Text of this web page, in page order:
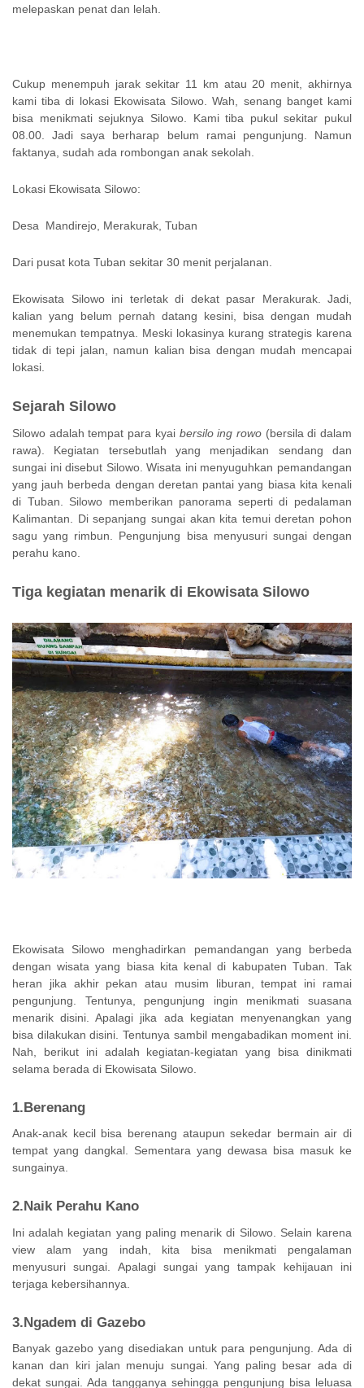
melepaskan penat dan lelah.
Cukup menempuh jarak sekitar 11 km atau 20 menit, akhirnya
kami tiba di lokasi Ekowisata Silowo. Wah, senang banget kami
bisa menikmati sejuknya Silowo. Kami tiba pukul sekitar pukul
08.00. Jadi saya berharap belum ramai pengunjung. Namun
faktanya, sudah ada rombongan anak sekolah.
Lokasi Ekowisata Silowo:
Desa Mandirejo, Merakurak, Tuban
Dari pusat kota Tuban sekitar 30 menit perjalanan.
Ekowisata Silowo ini terletak di dekat pasar Merakurak. Jadi,
kalian yang belum pernah datang kesini, bisa dengan mudah
menemukan tempatnya. Meski lokasinya kurang strategis karena
tidak di tepi jalan, namun kalian bisa dengan mudah mencapai
lokasi.
Sejarah Silowo
Silowo adalah tempat para kyai bersilo ing rowo(bersila di dalam
rawa). Kegiatan tersebutlah yang menjadikan sendang dan
sungai ini disebut Silowo. Wisata ini menyuguhkan pemandangan
yang jauh berbeda dengan deretan pantai yang biasa kita kenali
di Tuban. Silowo memberikan panorama seperti di pedalaman
Kalimantan. Di sepanjang sungai akan kita temui deretan pohon
sagu yang rimbun. Pengunjung bisa menyusuri sungai dengan
perahu kano.
Tiga kegiatan menarik di Ekowisata Silowo
Ekowisata Silowo menghadirkan pemandangan yang berbeda
dengan wisata yang biasa kita kenal di kabupaten Tuban. Tak
heran jika akhir pekan atau musim liburan, tempat ini ramai
pengunjung. Tentunya, pengunjung ingin menikmati suasana
menarik disini. Apalagi jika ada kegiatan menyenangkan yang
bisa dilakukan disini. Tentunya sambil mengabadikan moment ini.
Nah, berikut ini adalah kegiatan-kegiatan yang bisa dinikmati
selama berada di Ekowisata Silowo.
1.Berenang
Anak-anak kecil bisa berenang ataupun sekedar bermain air di
tempat yang dangkal. Sementara yang dewasa bisa masuk ke
sungainya.
2.Naik Perahu Kano
Ini adalah kegiatan yang paling menarik di Silowo. Selain karena
view alam yang indah, kita bisa menikmati pengalaman
menyusuri sungai. Apalagi sungai yang tampak kehijauan ini
terjaga kebersihannya.
3.Ngadem di Gazebo
Banyak gazebo yang disediakan untuk para pengunjung. Ada di
kanan dan kiri jalan menuju sungai. Yang paling besar ada di
dekat sungai. Ada tangganya sehingga pengunjung bisa leluasa